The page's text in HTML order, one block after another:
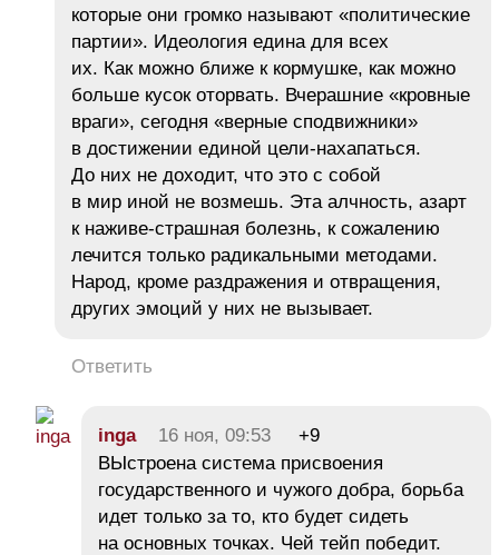
которые они громко называют «политические
партии». Идеология едина для всех
их. Как можно ближе к кормушке, как можно
больше кусок оторвать. Вчерашние «кровные
враги», сегодня «верные сподвижники»
в достижении единой цели-нахапаться.
До них не доходит, что это с собой
в мир иной не возмешь. Эта алчность, азарт
к наживе-страшная болезнь, к сожалению
лечится только радикальными методами.
Народ, кроме раздражения и отвращения,
других эмоций у них не вызывает.
Ответить
inga 16 ноя, 09:53
+9
ВЫстроена система присвоения
государственного и чужого добра, борьба
идет только за то, кто будет сидеть
на основных точках. Чей тейп победит.